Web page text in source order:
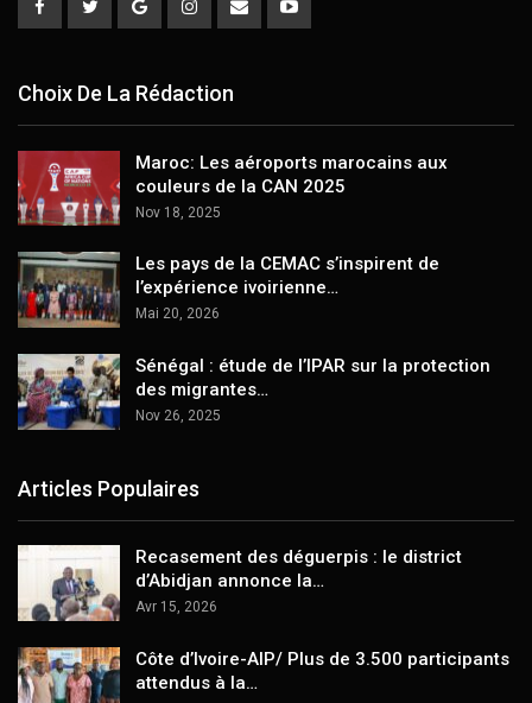
Choix De La Rédaction
Maroc: Les aéroports marocains aux
couleurs de la CAN 2025
Nov 18, 2025
Les pays de la CEMAC s’inspirent de
l’expérience ivoirienne…
Mai 20, 2026
Sénégal : étude de l’IPAR sur la protection
des migrantes…
Nov 26, 2025
Articles Populaires
Recasement des déguerpis : le district
d’Abidjan annonce la…
Avr 15, 2026
Côte d’Ivoire-AIP/ Plus de 3.500 participants
attendus à la…